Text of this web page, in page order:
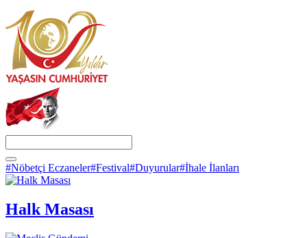
#Nöbetçi Eczaneler#Festival#Duyurular#İhale İlanları
Halk Masası